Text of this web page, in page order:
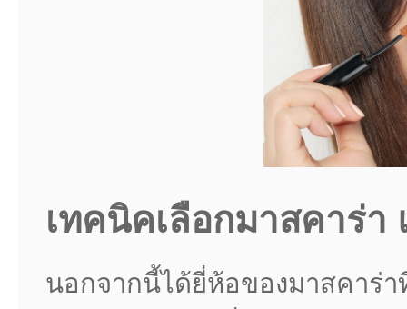
เทคนิคเลือกมาสคาร่
นอกจากนี้ได้ยี่ห้อของมาสคาร่